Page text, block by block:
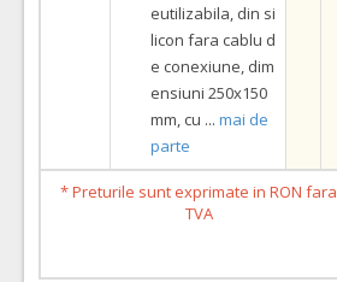
eutilizabila, din si
licon fara cablu d
e conexiune, dim
ensiuni 250x150
mm, cu ... mai de
parte
* Preturile sunt exprimate in RON fara
TVA